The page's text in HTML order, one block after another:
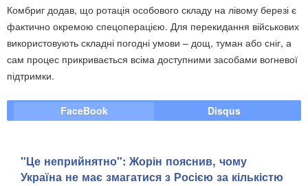
Комбриг додав, що ротація особового складу на лівому березі є
фактично окремою спецоперацією. Для перекидання військових
використовують складні погодні умови – дощ, туман або сніг, а
сам процес прикривається всіма доступними засобами вогневої
підтримки.
FaceBook Disqus
"Це неприйнятно": Жорін пояснив, чому
Україна не має змагатися з Росією за кількістю